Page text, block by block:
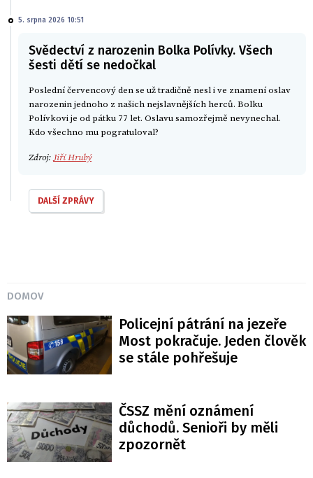
5. srpna 2026 10:51
Svědectví z narozenin Bolka Polívky. Všech
šesti dětí se nedočkal
Poslední červencový den se už tradičně nesl i ve znamení oslav
narozenin jednoho z našich nejslavnějších herců. Bolku
Polívkovi je od pátku 77 let. Oslavu samozřejmě nevynechal.
Kdo všechno mu pogratuloval?
Zdroj: Jiří Hrubý
DALŠÍ ZPRÁVY
DOMOV
Policejní pátrání na jezeře
Most pokračuje. Jeden člověk
se stále pohřešuje
ČSSZ mění oznámení
důchodů. Senioři by měli
zpozornět